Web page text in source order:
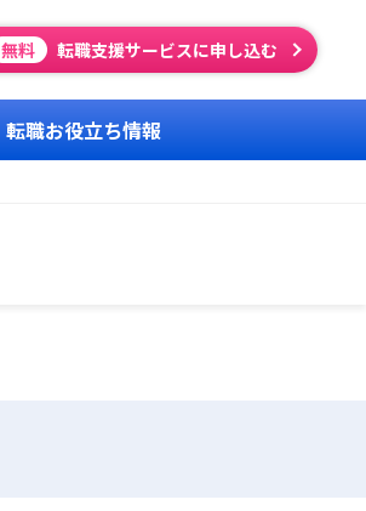
無料 転職支援サービスに申し込む
転職お役立ち情報